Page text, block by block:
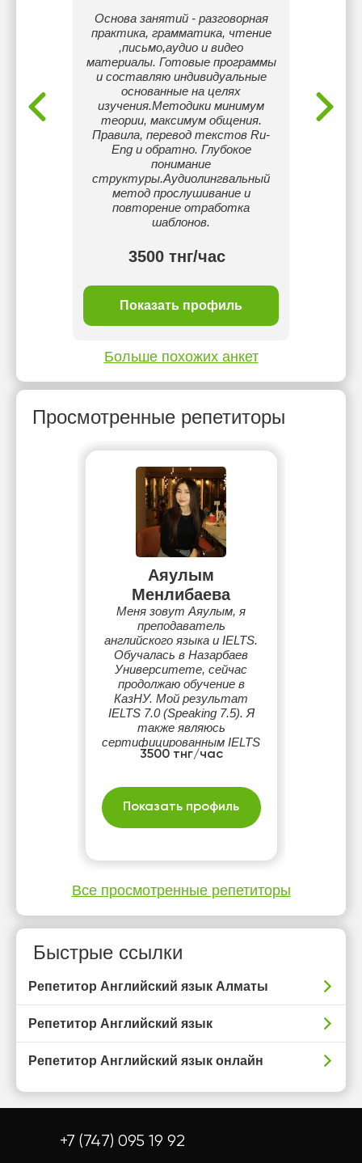
Основа занятий - разговорная
практика, грамматика, чтение
,письмо,аудио и видео
материалы. Готовые программы
и составляю индивидуальные
основанные на целях
изучения.Методики минимум
теории, максимум общения.
Правила, перевод текстов Ru-
Eng и обратно. Глубокое
понимание
структуры.Аудиолингвальный
метод прослушивание и
повторение отработка
шаблонов.
3500 тнг/час
Показать профиль
Больше похожих анкет
Просмотренные репетиторы
Аяулым
Менлибаева
Меня зовут Аяулым, я
преподаватель
английского языка и IELTS.
Обучалась в Назарбаев
Университете, сейчас
продолжаю обучение в
КазНУ. Мой результат
IELTS 7.0 (Speaking 7.5). Я
также являюсь
сертифицированным IELTS
Mentor от IDP IELTS
профессиональное
обучение по методике
преподавания и подготовке
к экзамену
3500 тнг/час
Показать профиль
Все просмотренные репетиторы
Быстрые ссылки
Репетитор Английский язык Алматы
Репетитор Английский язык
Репетитор Английский язык онлайн
+7 (747) 095 19 92